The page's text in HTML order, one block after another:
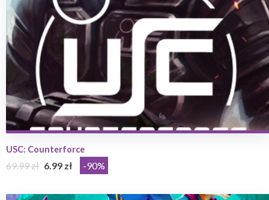
USC: Counterforce
69.99 zł 6.99 zł -90%